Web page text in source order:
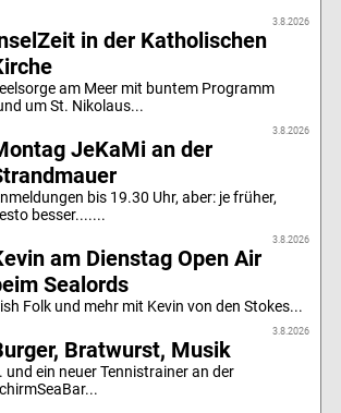
3.8.2026
in der Katholischen
am Meer mit buntem Programm
um St. Nikolaus...
3.8.2026
JeKaMi an der
bis 19.30 Uhr, aber: je früher,
besser.......
3.8.2026
am Dienstag Open Air
Sealords
Folk und mehr mit Kevin von den Stokes...
3.8.2026
Bratwurst, Musik
und ein neuer Tennistrainer an der